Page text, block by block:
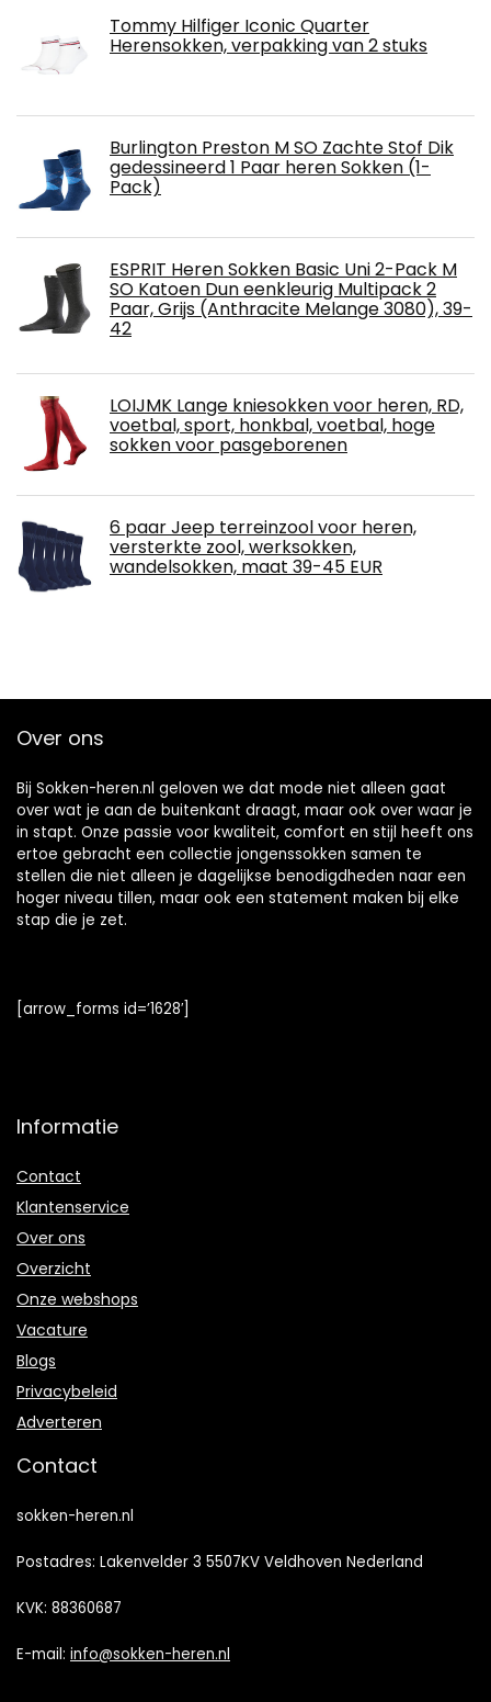
Tommy Hilfiger Iconic Quarter
Herensokken, verpakking van 2 stuks
Burlington Preston M SO Zachte Stof Dik
gedessineerd 1 Paar heren Sokken (1-
Pack)
ESPRIT Heren Sokken Basic Uni 2-Pack M
SO Katoen Dun eenkleurig Multipack 2
Paar, Grijs (Anthracite Melange 3080), 39-
42
LOIJMK Lange kniesokken voor heren, RD,
voetbal, sport, honkbal, voetbal, hoge
sokken voor pasgeborenen
6 paar Jeep terreinzool voor heren,
versterkte zool, werksokken,
wandelsokken, maat 39-45 EUR
Over ons
Bij Sokken-heren.nl geloven we dat mode niet alleen gaat
over wat je aan de buitenkant draagt, maar ook over waar je
in stapt. Onze passie voor kwaliteit, comfort en stijl heeft ons
ertoe gebracht een collectie jongenssokken samen te
stellen die niet alleen je dagelijkse benodigdheden naar een
hoger niveau tillen, maar ook een statement maken bij elke
stap die je zet.
[arrow_forms id=’1628′]
Informatie
Contact
Klantenservice
Over ons
Overzicht
Onze webshops
Vacature
Blogs
Privacybeleid
Adverteren
Contact
sokken-heren.nl
Postadres: Lakenvelder 3 5507KV Veldhoven Nederland
KVK: 88360687
E-mail: info@sokken-heren.nl